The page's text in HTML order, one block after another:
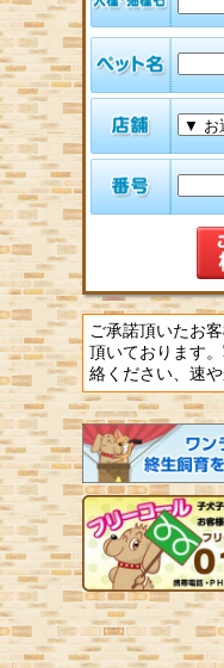
ご承諾頂いたお
頂いております
絡ください、速